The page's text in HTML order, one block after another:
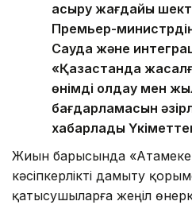
асыру жағдайы
Премьер-
Сауда және
«Қазақстанда
өнімді қолдау мен
бағдарламасын
хабарлады
Жиын барысында
кәсіпкерлікті дамыту
қатысушыларға жеңіл